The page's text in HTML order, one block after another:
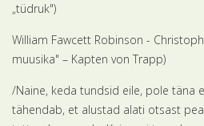
„tüdruk")
William Fawcett Robinson -
muusika" – Kapten von Trapp)
/Naine, keda tundsid eile, pole täna
tähendab, et alustad alati otsast